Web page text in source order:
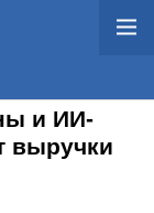
и ИИ-
выручки